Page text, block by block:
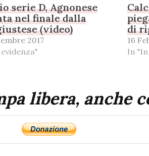
serie D, Agnonese
nel finale dalla
(video)
2017
di
16
In
libera, anche